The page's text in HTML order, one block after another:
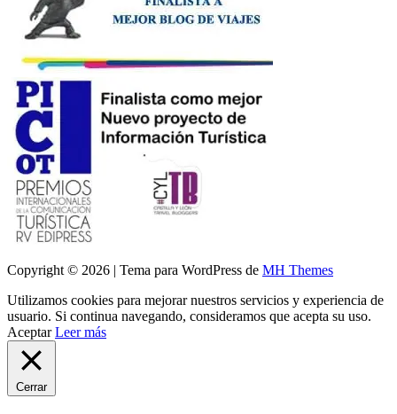
Copyright © 2026 | Tema para WordPress de MH Themes
Utilizamos cookies para mejorar nuestros servicios y experiencia de
usuario. Si continua navegando, consideramos que acepta su uso.
Aceptar Leer más
Cerrar